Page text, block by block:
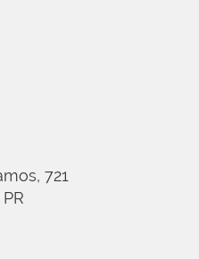
721